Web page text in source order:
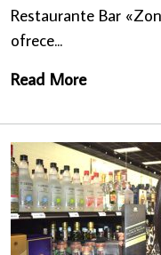
Restaurante Bar
ofrece...
Read More